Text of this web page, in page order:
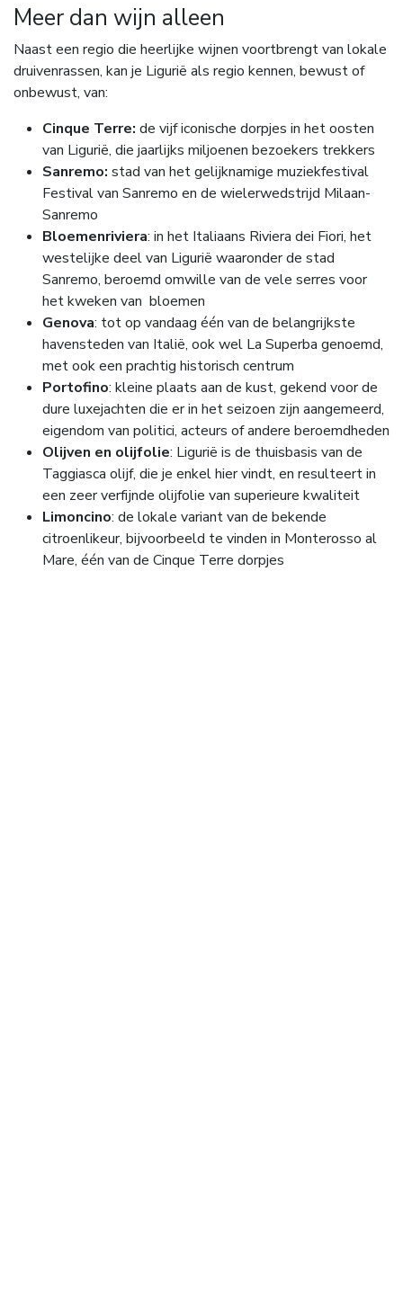
Meer dan wijn alleen
Naast een regio die heerlijke wijnen voortbrengt van lokale
druivenrassen, kan je Ligurië als regio kennen, bewust of
onbewust, van:
Cinque Terre: de vijf iconische dorpjes in het oosten
van Ligurië, die jaarlijks miljoenen bezoekers trekkers
Sanremo: stad van het gelijknamige muziekfestival
Festival van Sanremo en de wielerwedstrijd Milaan-
Sanremo
Bloemenriviera: in het Italiaans Riviera dei Fiori, het
westelijke deel van Ligurië waaronder de stad
Sanremo, beroemd omwille van de vele serres voor
het kweken van bloemen
Genova: tot op vandaag één van de belangrijkste
havensteden van Italië, ook wel La Superba genoemd,
met ook een prachtig historisch centrum
Portofino: kleine plaats aan de kust, gekend voor de
dure luxejachten die er in het seizoen zijn aangemeerd,
eigendom van politici, acteurs of andere beroemdheden
Olijven en olijfolie: Ligurië is de thuisbasis van de
Taggiasca olijf, die je enkel hier vindt, en resulteert in
een zeer verfijnde olijfolie van superieure kwaliteit
Limoncino: de lokale variant van de bekende
citroenlikeur, bijvoorbeeld te vinden in Monterosso al
Mare, één van de Cinque Terre dorpjes